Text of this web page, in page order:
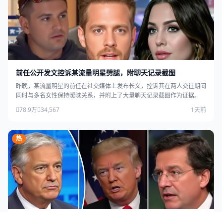
前任公开发文控诉某流量明星劈腿，附聊天记录截图
昨晚，某流量明星的前任在社交媒体上发布长文，控诉其在两人交往期间
同时与多名女性保持暧昧关系，并附上了大量聊天记录截图作为证据。
78.9万 34,567 1天前
热